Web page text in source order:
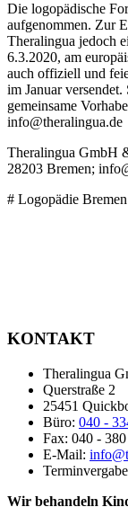
Die logopädische
aufgenommen. Zur
Theralingua jedoch
6.3.2020, am
auch offiziell und
im Januar
gemeinsame
info@theralingua.de
Theralingua GmbH
28203 Bremen;
# Logopädie
KONTAKT
Theralingua
Querstraße 2
25451
Büro: 040 -
Fax: 040 -
E-Mail:
Wir behandeln